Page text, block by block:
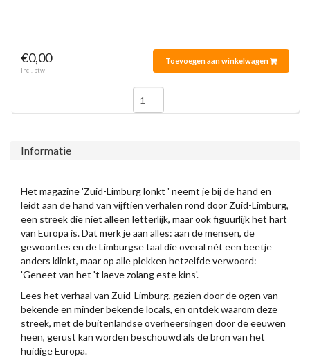
€0,00
Incl. btw
Toevoegen aan winkelwagen
Informatie
Het magazine 'Zuid-Limburg lonkt ' neemt je bij de hand en
leidt aan de hand van vijftien verhalen rond door Zuid-Limburg,
een streek die niet alleen letterlijk, maar ook figuurlijk het hart
van Europa is. Dat merk je aan alles: aan de mensen, de
gewoontes en de Limburgse taal die overal nét een beetje
anders klinkt, maar op alle plekken hetzelfde verwoord:
'Geneet van het 't laeve zolang este kins'.
Lees het verhaal van Zuid-Limburg, gezien door de ogen van
bekende en minder bekende locals, en ontdek waarom deze
streek, met de buitenlandse overheersingen door de eeuwen
heen, gerust kan worden beschouwd als de bron van het
huidige Europa.